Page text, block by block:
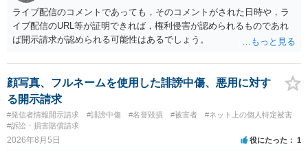
ライブ配信のコメントであっても，そのコメントがされた日時や，ラ
イブ配信のURL等が証明できれば，権利侵害が認められるものであれ
ば開示請求が認められる可能性はあるでしょう。
顔写真、フルネームを使用した誹謗中傷、悪用に対す
る開示請求
#発信者情報開示請求 #誹謗中傷 #名誉毀損 #被害者
#ネット上の個人特定被害
#訴訟・損害賠償請求
2026年8月5日 役にたった 1